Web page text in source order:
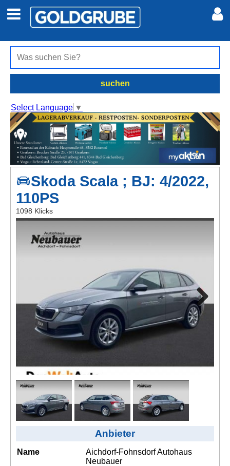
Auto + Motor
Jobs
Marktplatz
Erotik
Auktionen
jetzt inserieren
Kontakt
Meine Inserate
Anmelden
suchen
Select Language ▼
Skoda Scala ; BJ: 4/2022,
110PS
1098 Klicks
Next
Anbieter
Name
Aichdorf-Fohnsdorf Autohaus
Neubauer